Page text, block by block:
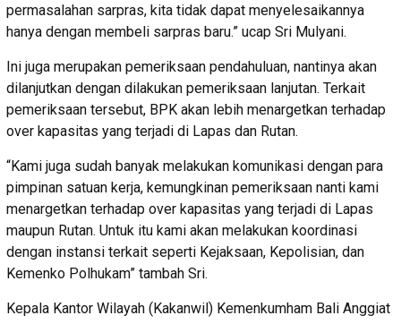
permasalahan sarpras, kita tidak dapat menyelesaikannya
hanya dengan membeli sarpras baru.” ucap Sri Mulyani.
Ini juga merupakan pemeriksaan pendahuluan, nantinya akan
dilanjutkan dengan dilakukan pemeriksaan lanjutan. Terkait
pemeriksaan tersebut, BPK akan lebih menargetkan terhadap
over kapasitas yang terjadi di Lapas dan Rutan.
“Kami juga sudah banyak melakukan komunikasi dengan para
pimpinan satuan kerja, kemungkinan pemeriksaan nanti kami
menargetkan terhadap over kapasitas yang terjadi di Lapas
maupun Rutan. Untuk itu kami akan melakukan koordinasi
dengan instansi terkait seperti Kejaksaan, Kepolisian, dan
Kemenko Polhukam” tambah Sri.
Kepala Kantor Wilayah (Kakanwil) Kemenkumham Bali Anggiat